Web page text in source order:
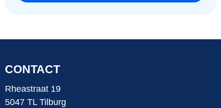
CONTACT
Rheastraat 19
5047 TL Tilburg